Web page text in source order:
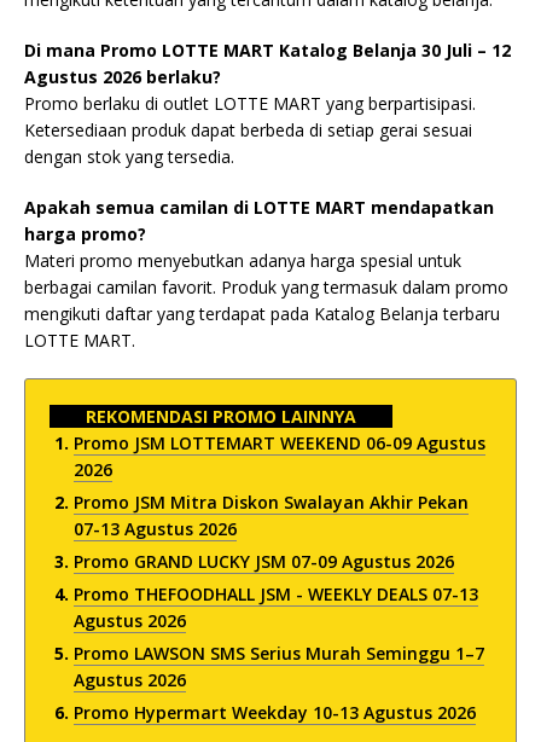
Di mana Promo LOTTE MART Katalog Belanja 30 Juli – 12
Agustus 2026 berlaku?
Promo berlaku di outlet LOTTE MART yang berpartisipasi.
Ketersediaan produk dapat berbeda di setiap gerai sesuai
dengan stok yang tersedia.
Apakah semua camilan di LOTTE MART mendapatkan
harga promo?
Materi promo menyebutkan adanya harga spesial untuk
berbagai camilan favorit. Produk yang termasuk dalam promo
mengikuti daftar yang terdapat pada Katalog Belanja terbaru
LOTTE MART.
REKOMENDASI PROMO LAINNYA
Promo JSM LOTTEMART WEEKEND 06-09 Agustus
2026
Promo JSM Mitra Diskon Swalayan Akhir Pekan
07-13 Agustus 2026
Promo GRAND LUCKY JSM 07-09 Agustus 2026
Promo THEFOODHALL JSM - WEEKLY DEALS 07-13
Agustus 2026
Promo LAWSON SMS Serius Murah Seminggu 1–7
Agustus 2026
Promo Hypermart Weekday 10-13 Agustus 2026